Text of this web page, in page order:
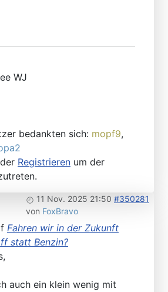
WJ
bedankten sich: mopf9,
Registrieren um der
11 Nov. 2025 21:50 #350281
von FoxBravo
Fahren wir in der Zukunft
statt Benzin?
auch ein klein wenig mit